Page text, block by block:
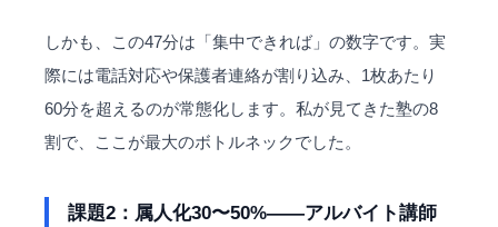
しかも、この47分は「集中できれば」の数字です。実
際には電話対応や保護者連絡が割り込み、1枚あたり
60分を超えるのが常態化します。私が見てきた塾の8
割で、ここが最大のボトルネックでした。
課題2：属人化30〜50%——アルバイト講師